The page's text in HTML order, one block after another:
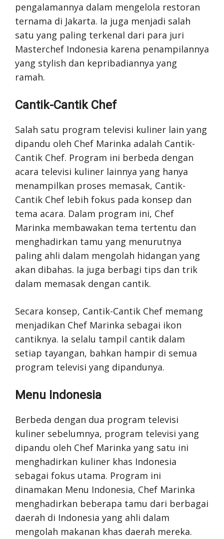
pengalamannya dalam mengelola restoran
ternama di Jakarta. Ia juga menjadi salah
satu yang paling terkenal dari para juri
Masterchef Indonesia karena penampilannya
yang stylish dan kepribadiannya yang
ramah.
Cantik-Cantik Chef
Salah satu program televisi kuliner lain yang
dipandu oleh Chef Marinka adalah Cantik-
Cantik Chef. Program ini berbeda dengan
acara televisi kuliner lainnya yang hanya
menampilkan proses memasak, Cantik-
Cantik Chef lebih fokus pada konsep dan
tema acara. Dalam program ini, Chef
Marinka membawakan tema tertentu dan
menghadirkan tamu yang menurutnya
paling ahli dalam mengolah hidangan yang
akan dibahas. Ia juga berbagi tips dan trik
dalam memasak dengan cantik.
Secara konsep, Cantik-Cantik Chef memang
menjadikan Chef Marinka sebagai ikon
cantiknya. Ia selalu tampil cantik dalam
setiap tayangan, bahkan hampir di semua
program televisi yang dipandunya.
Menu Indonesia
Berbeda dengan dua program televisi
kuliner sebelumnya, program televisi yang
dipandu oleh Chef Marinka yang satu ini
menghadirkan kuliner khas Indonesia
sebagai fokus utama. Program ini
dinamakan Menu Indonesia, Chef Marinka
menghadirkan beberapa tamu dari berbagai
daerah di Indonesia yang ahli dalam
mengolah makanan khas daerah mereka.